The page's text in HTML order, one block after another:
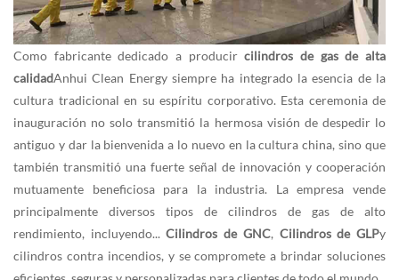
Como fabricante dedicado a producircilindros de gas de alta
calidadAnhui Clean Energy siempre ha integrado la esencia de la
cultura tradicional en su espíritu corporativo. Esta ceremonia de
inauguración no solo transmitió la hermosa visión de despedir lo
antiguo y dar la bienvenida a lo nuevo en la cultura china, sino que
también transmitió una fuerte señal de innovación y cooperación
mutuamente beneficiosa para la industria. La empresa vende
principalmente diversos tipos de cilindros de gas de alto
rendimiento, incluyendo...Cilindros de GNC,Cilindros de GLPy
cilindros contra incendios, y se compromete a brindar soluciones